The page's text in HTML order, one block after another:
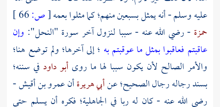
عليه وسلم - أنه يمثل بسبعين منهم؛ كما مثلوا بعمه[ص:
حمزة - رضي الله عنه - سببا لنزول آخر سورة "النحل": وإن
عاقبتم فعاقبوا بمثل ما عوقبتم به ؛ إلى آخرها؛ ولم توضع هنا؛
والأمر الصالح لأن يكون سببا لها ما روى أبو داود في سننه؛
بسند رجاله رجال الصحيح؛ عنأبي هريرةأنعمرو بن أقيش-
رضي الله عنه - كان له ربا في الجاهلية؛ فكره أن يسلم حتى